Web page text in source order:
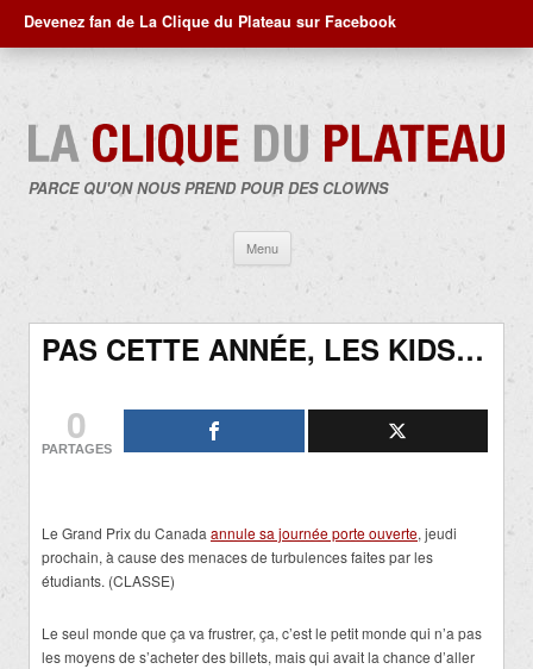
Devenez fan de La Clique du Plateau sur Facebook
PARCE QU'ON NOUS PREND POUR DES CLOWNS
Menu
contenu
PAS CETTE ANNÉE, LES KIDS…
0
PARTAGES
Le Grand Prix du Canada annule sa journée porte ouverte, jeudi
prochain, à cause des menaces de turbulences faites par les
étudiants. (CLASSE)
Le seul monde que ça va frustrer, ça, c’est le petit monde qui n’a pas
les moyens de s’acheter des billets, mais qui avait la chance d’aller